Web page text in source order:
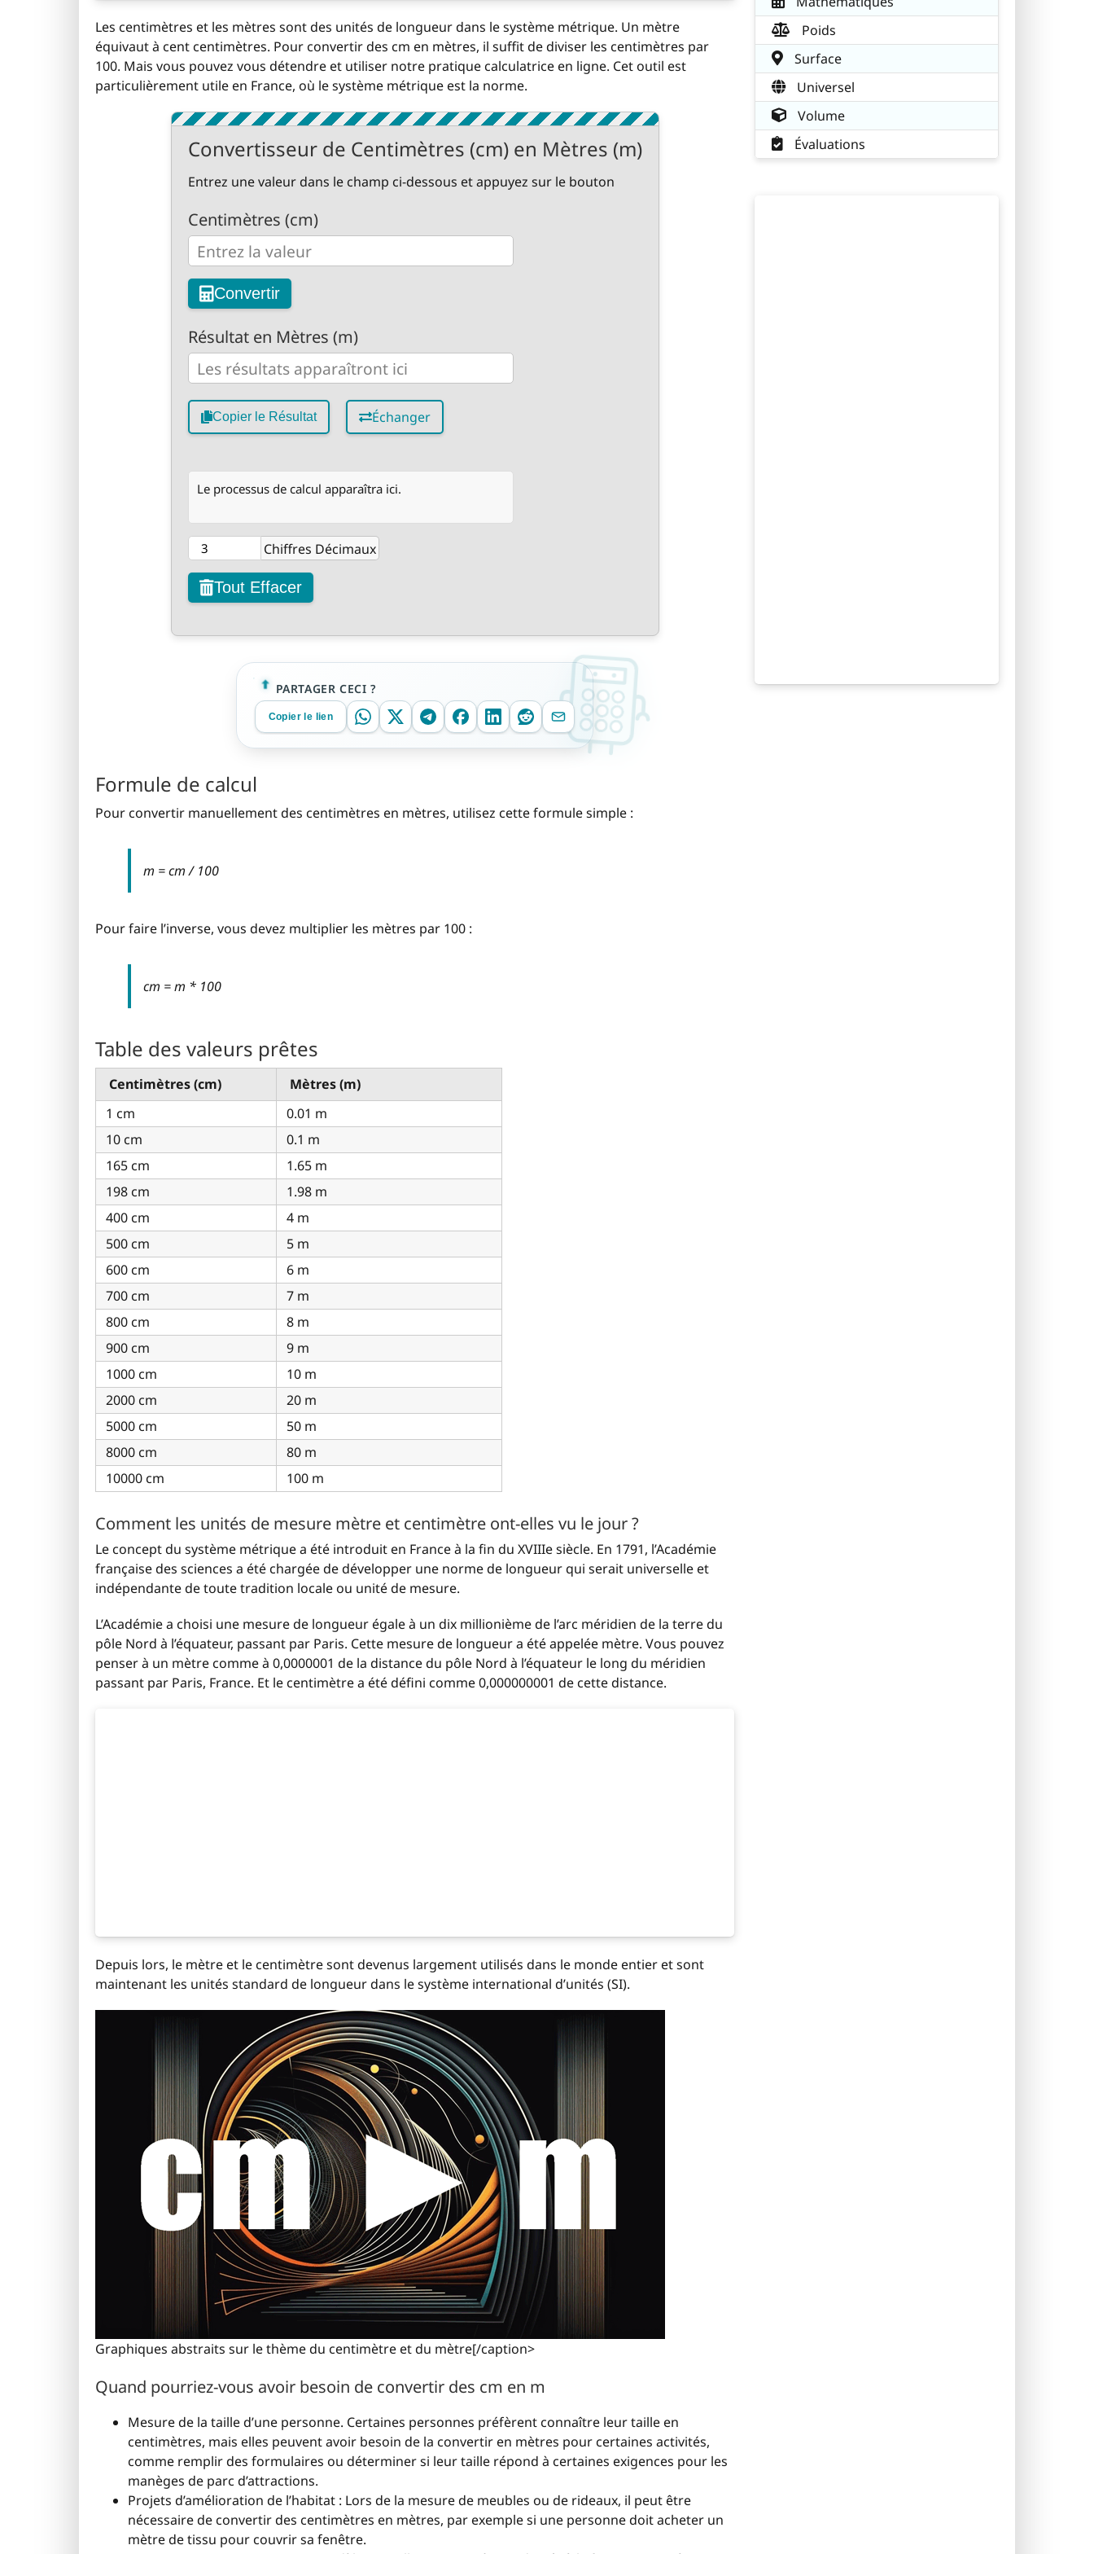
Les centimètres et les mètres sont des unités de longueur dans le système métrique. Un mètre
équivaut à cent centimètres. Pour convertir des cm en mètres, il suffit de diviser les centimètres par
100. Mais vous pouvez vous détendre et utiliser notre pratique calculatrice en ligne. Cet outil est
particulièrement utile en France, où le système métrique est la norme.
Convertisseur de Centimètres (cm) en Mètres (m)
Entrez une valeur dans le champ ci-dessous et appuyez sur le bouton
Centimètres (cm)
Convertir
Résultat en Mètres (m)
Copier le Résultat Échanger
Le processus de calcul apparaîtra ici.
Chiffres Décimaux
Tout Effacer
PARTAGER CECI ?
Copier le lien
Formule de calcul
Pour convertir manuellement des centimètres en mètres, utilisez cette formule simple :
m = cm / 100
Pour faire l’inverse, vous devez multiplier les mètres par 100 :
cm = m * 100
Table des valeurs prêtes
Centimètres (cm)
Mètres (m)
1 cm
0.01 m
10 cm
0.1 m
165 cm
1.65 m
198 cm
1.98 m
400 cm
4 m
500 cm
5 m
600 cm
6 m
700 cm
7 m
800 cm
8 m
900 cm
9 m
1000 cm
10 m
2000 cm
20 m
5000 cm
50 m
8000 cm
80 m
10000 cm
100 m
Comment les unités de mesure mètre et centimètre ont-elles vu le jour ?
Le concept du système métrique a été introduit en France à la fin du XVIIIe siècle. En 1791, l’Académie
française des sciences a été chargée de développer une norme de longueur qui serait universelle et
indépendante de toute tradition locale ou unité de mesure.
L’Académie a choisi une mesure de longueur égale à un dix millionième de l’arc méridien de la terre du
pôle Nord à l’équateur, passant par Paris. Cette mesure de longueur a été appelée mètre. Vous pouvez
penser à un mètre comme à 0,0000001 de la distance du pôle Nord à l’équateur le long du méridien
passant par Paris, France. Et le centimètre a été défini comme 0,000000001 de cette distance.
Depuis lors, le mètre et le centimètre sont devenus largement utilisés dans le monde entier et sont
maintenant les unités standard de longueur dans le système international d’unités (SI).
Graphiques abstraits sur le thème du centimètre et du mètre[/caption>
Quand pourriez-vous avoir besoin de convertir des cm en m
Mesure de la taille d’une personne. Certaines personnes préfèrent connaître leur taille en
centimètres, mais elles peuvent avoir besoin de la convertir en mètres pour certaines activités,
comme remplir des formulaires ou déterminer si leur taille répond à certaines exigences pour les
manèges de parc d’attractions.
Projets d’amélioration de l’habitat : Lors de la mesure de meubles ou de rideaux, il peut être
nécessaire de convertir des centimètres en mètres, par exemple si une personne doit acheter un
mètre de tissu pour couvrir sa fenêtre.
Poids
Surface
Universel
Volume
Évaluations